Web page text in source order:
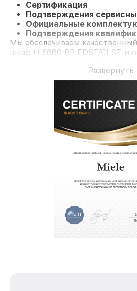
Сертификация
Подтверждения
Официальные
Подтверждения
Мы обеспечиваем
шкаф H 6660 BP EDST/CLST и
Развернуть